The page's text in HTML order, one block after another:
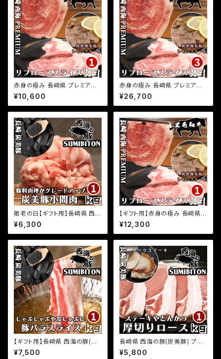
赤身の極み 長崎県 プレミアム
経産牛 黒毛和牛 リブロースス
ライス 1kg(500g×2パック) 小
分け 国産 牛肉 サシ入り 和牛
の味
¥10,600
赤身の極み 長崎県 プレミアム
経産牛 黒毛和牛 リブロースス
ライス 3kg(500g×6パック) 小
分け 国産 牛肉 サシ入り 和牛
の味
¥26,700
敬老の日【ギフト用】長崎県 西海
の豚(炭美豚) プレミアムポーク
小間肉 1kg(500g×2パック) 国
産豚 ブランド豚 銘柄豚 豚肉 小
り寄せグルメ ふるさとの味
¥6,300
【ギフト用】赤身の極み 長崎県
プレミアム 経産牛 黒毛和牛 リ
ブローススライス 1kg(500g×2
パック) 小分け 国産 牛肉 サシ
メ ふるさとの味
¥12,300
【ギフト用】長崎県 西海の豚(炭
美豚) プレミアムポーク 西海の
豚 しゃぶしゃぶ用バラ肉 1kg(5
¥7,500
長崎県 西海の豚(炭美豚) プレ
ミアムポーク とんかつ ステーキ
用ロース肉 1kg(500g×2パッ
¥5,800